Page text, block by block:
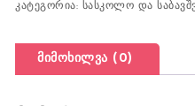
კატეგორია: სასკოლო და
მიმოხილვა (0)